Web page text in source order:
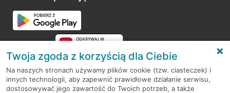
RODO
Twoja zgoda z korzyścią dla Ciebie
Na naszych stronach używamy plików cookie (tzw. ciasteczek) i
innych technologii, aby zapewnić prawidłowe działanie serwisu,
dostosowywać jego zawartość do Twoich potrzeb, a także